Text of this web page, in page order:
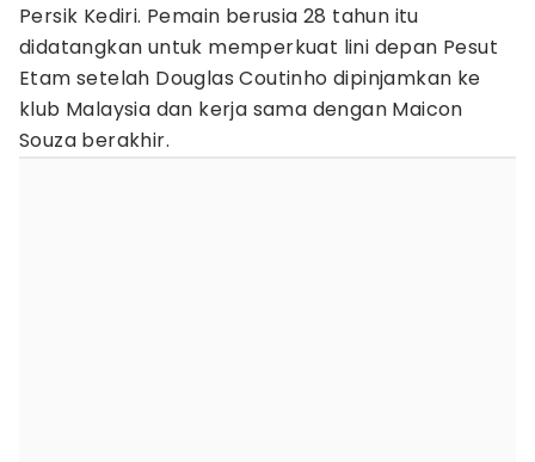
Persik Kediri. Pemain berusia 28 tahun itu
didatangkan untuk memperkuat lini depan Pesut
Etam setelah Douglas Coutinho dipinjamkan ke
klub Malaysia dan kerja sama dengan Maicon
Souza berakhir.